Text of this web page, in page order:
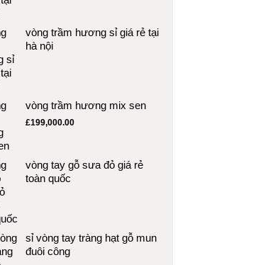
vòng trầm hương sỉ giá rẻ tại
hà nội
vòng trầm hương mix sen
£199,000.00
vòng tay gỗ sưa đỏ giá rẻ
toàn quốc
sỉ vòng tay tràng hạt gỗ mun
đuôi công